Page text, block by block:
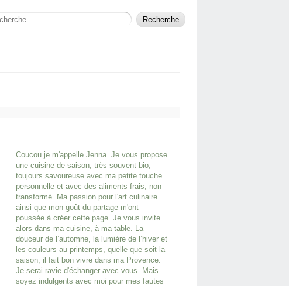
Coucou je m'appelle Jenna. Je vous propose
une cuisine de saison, très souvent bio,
toujours savoureuse avec ma petite touche
personnelle et avec des aliments frais, non
transformé. Ma passion pour l'art culinaire
ainsi que mon goût du partage m'ont
poussée à créer cette page. Je vous invite
alors dans ma cuisine, à ma table. La
douceur de l’automne, la lumière de l’hiver et
les couleurs au printemps, quelle que soit la
saison, il fait bon vivre dans ma Provence.
Je serai ravie d'échanger avec vous. Mais
soyez indulgents avec moi pour mes fautes